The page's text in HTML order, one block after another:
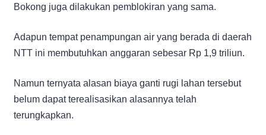
Bokong juga dilakukan pemblokiran yang sama.
Adapun tempat penampungan air yang berada di daerah
NTT ini membutuhkan anggaran sebesar Rp 1,9 triliun.
Namun ternyata alasan biaya ganti rugi lahan tersebut
belum dapat terealisasikan alasannya telah
terungkapkan.